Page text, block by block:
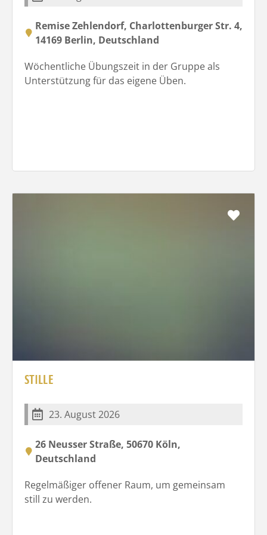
Remise Zehlendorf, Charlottenburger Str. 4,
14169 Berlin, Deutschland
Wöchentliche Übungszeit in der Gruppe als
Unterstützung für das eigene Üben.
STILLE
23. August 2026
26 Neusser Straße, 50670 Köln,
Deutschland
Regelmäßiger offener Raum, um gemeinsam
still zu werden.